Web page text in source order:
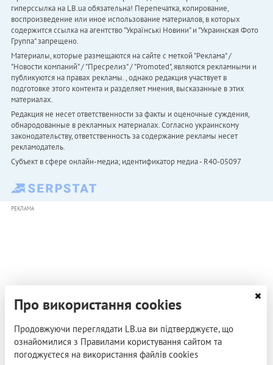
гиперссылка на LB.ua обязательна! Перепечатка, копирование,
воспроизведение или иное использование материалов, в которых
содержится ссылка на агентство "Українськi Новини" и "Украинская Фото
Группа" запрещено.
Материалы, которые размещаются на сайте с меткой "Реклама" /
"Новости компаний" / "Пресрелиз" / "Promoted", являются рекламными и
публикуются на правах рекламы. , однако редакция участвует в
подготовке этого контента и разделяет мнения, высказанные в этих
материалах.
Редакция не несет ответственности за факты и оценочные суждения,
обнародованные в рекламных материалах. Согласно украинскому
законодательству, ответственность за содержание рекламы несет
рекламодатель.
Субъект в сфере онлайн-медиа; идентификатор медиа - R40-05097
РЕКЛАМА
Про використання cookies
Продовжуючи переглядати LB.ua ви підтверджуєте, що
ознайомилися з Правилами користування сайтом та
погоджуєтеся на використання файлів cookies